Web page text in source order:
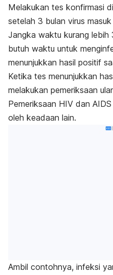
Melakukan tes konfirmasi
setelah 3 bulan virus
Jangka waktu kurang lebih
butuh waktu untuk
menunjukkan hasil positif
Ketika tes menunjukkan
melakukan pemeriksaan
Pemeriksaan HIV dan
oleh keadaan lain.
Ambil contohnya, infeksi